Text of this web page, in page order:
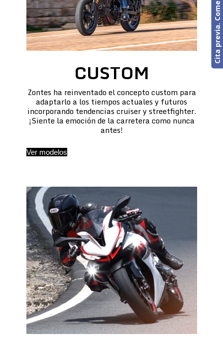
CUSTOM
Zontes ha reinventado el concepto custom para
adaptarlo a los tiempos actuales y futuros
incorporando tendencias cruiser y streetfighter.
¡Siente la emoción de la carretera como nunca
antes!
Ver modelos